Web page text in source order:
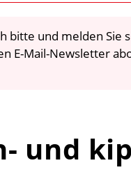
bitte und melden Sie
E-Mail-Newsletter
und